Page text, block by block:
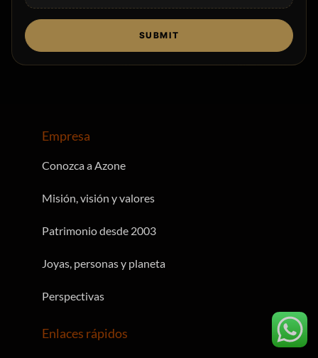
SUBMIT
Enlaces rápidos
Empresa
Conozca a Azone
Misión, visión y valores
Patrimonio desde 2003
Joyas, personas y planeta
Perspectivas